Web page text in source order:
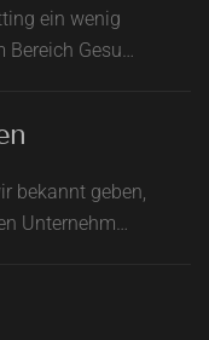
ein wenig
Bereich Gesu…
bekannt geben,
Unternehm…